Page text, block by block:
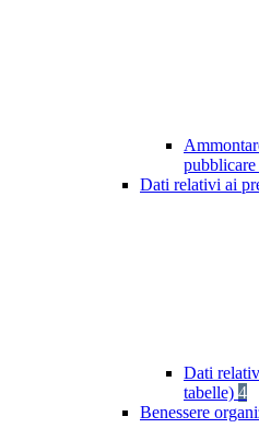
Dati relativi ai
Dati
tabelle) 4
Benessere